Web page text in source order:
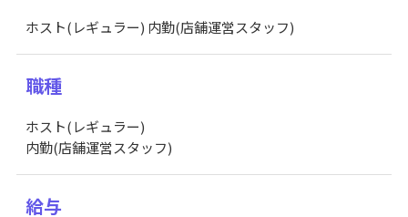
ホスト(レギュラー) 内勤(店舗運営スタッフ)
職種
ホスト(レギュラー)
内勤(店舗運営スタッフ)
給与